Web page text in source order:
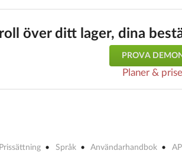
över ditt lager, dina
PROVA DEMON
Planer &
Prissättning Språk Användarhandbok API